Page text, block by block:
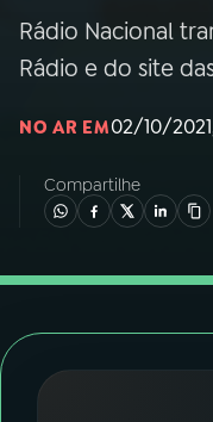
06VIDEOCASTS
07 ÚLTIMAS
08FESTIVAL DE
Rádio Nacional
Rádio e do site
NO AR EM02/10/
Compartilhe